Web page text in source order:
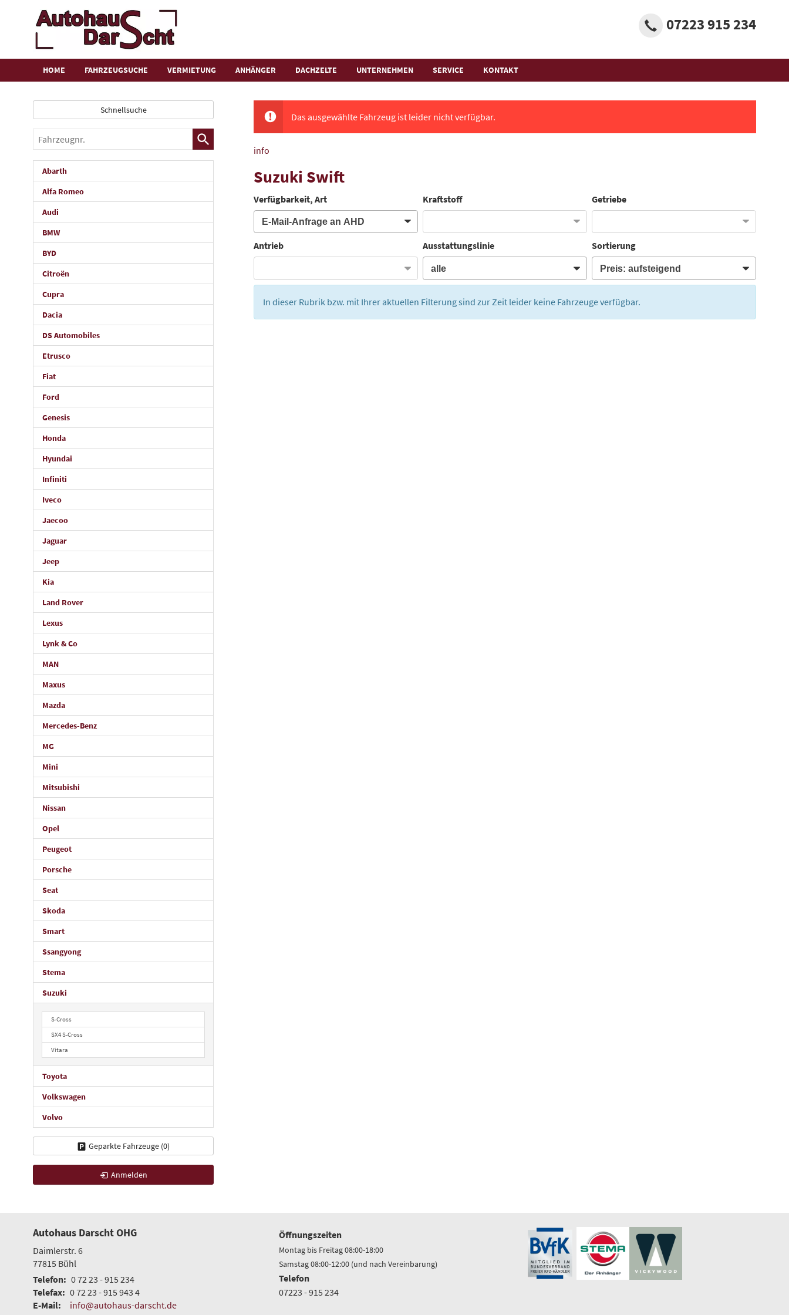
07223 915 234
HOME FAHRZEUGSUCHE VERMIETUNG ANHÄNGER DACHZELTE UNTERNEHMEN SERVICE KONTAKT
Das ausgewählte Fahrzeug ist leider nicht verfügbar.
info
Suzuki Swift
Verfügbarkeit, Art Kraftstoff Getriebe
Antrieb Ausstattungslinie Sortierung
In dieser Rubrik bzw. mit Ihrer aktuellen Filterung sind zur Zeit leider keine Fahrzeuge verfügbar.
Schnellsuche
Fahrzeugnr.
Abarth
Alfa Romeo
Audi
BMW
BYD
Citroën
Cupra
Dacia
DS Automobiles
Etrusco
Fiat
Ford
Genesis
Honda
Hyundai
Infiniti
Iveco
Jaecoo
Jaguar
Jeep
Kia
Land Rover
Lexus
Lynk & Co
MAN
Maxus
Mazda
Mercedes-Benz
MG
Mini
Mitsubishi
Nissan
Opel
Peugeot
Porsche
Seat
Skoda
Smart
Ssangyong
Stema
Suzuki
S-Cross
SX4 S-Cross
Vitara
Toyota
Volkswagen
Volvo
Geparkte Fahrzeuge (0)
Anmelden
Autohaus Darscht OHG
Daimlerstr. 6
77815 Bühl
Telefon: 0 72 23 - 915 234
Telefax: 0 72 23 - 915 943 4
E-Mail:
info@autohaus-darscht.de
Öffnungszeiten
Montag bis Freitag 08:00-18:00
Samstag 08:00-12:00 (und nach Vereinbarung)
Telefon
07223 - 915 234